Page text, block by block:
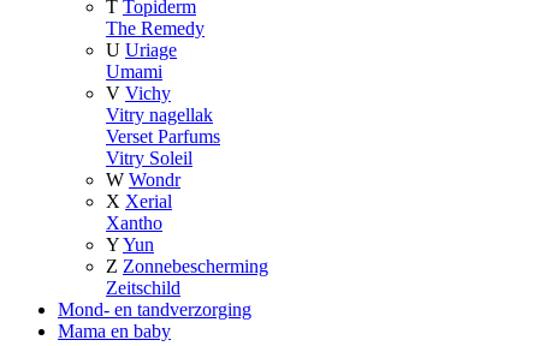
T Topiderm
The Remedy
U Uriage
Umami
V Vichy
Vitry nagellak
Verset Parfums
Vitry Soleil
W Wondr
X Xerial
Xantho
YYun
Z Zonnebescherming
Zeitschild
Mond- en tandverzorging
Mama en baby